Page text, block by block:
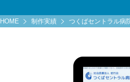
HOME 制作実績 つくばセントラル病